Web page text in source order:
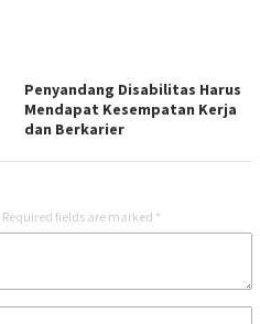
Penyandang Disabilitas Harus
Mendapat Kesempatan Kerja
dan Berkarier
Required fields are marked *